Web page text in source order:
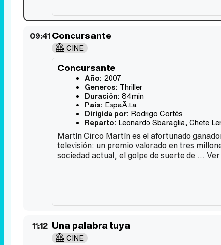
09:41Concursante
CINE
Concursante
Año: 2007
Generos: Thriller
Duración: 84min
País: EspaÃ±a
Dirigida por: Rodrigo Cortés
Reparto: Leonardo Sbaraglia,Chete
Martín Circo Martín es el afortunado
televisión: un premio valorado en tres
sociedad actual, el golpe de suerte de ...
11:12 Una palabra tuya
CINE